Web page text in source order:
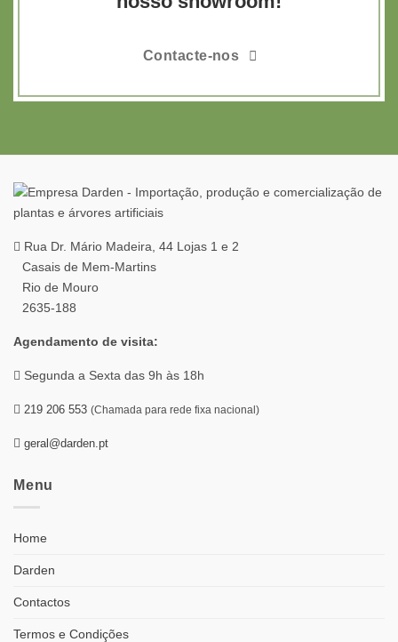
Contacte-nos
Rua Dr. Mário Madeira, 44 Lojas 1 e 2
Casais de Mem-Martins
Rio de Mouro
2635-188
Agendamento de visita:
Segunda a Sexta das 9h às 18h
219 206 553 (Chamada para rede fixa nacional)
geral@darden.pt
Menu
Home
Darden
Contactos
Termos e Condições